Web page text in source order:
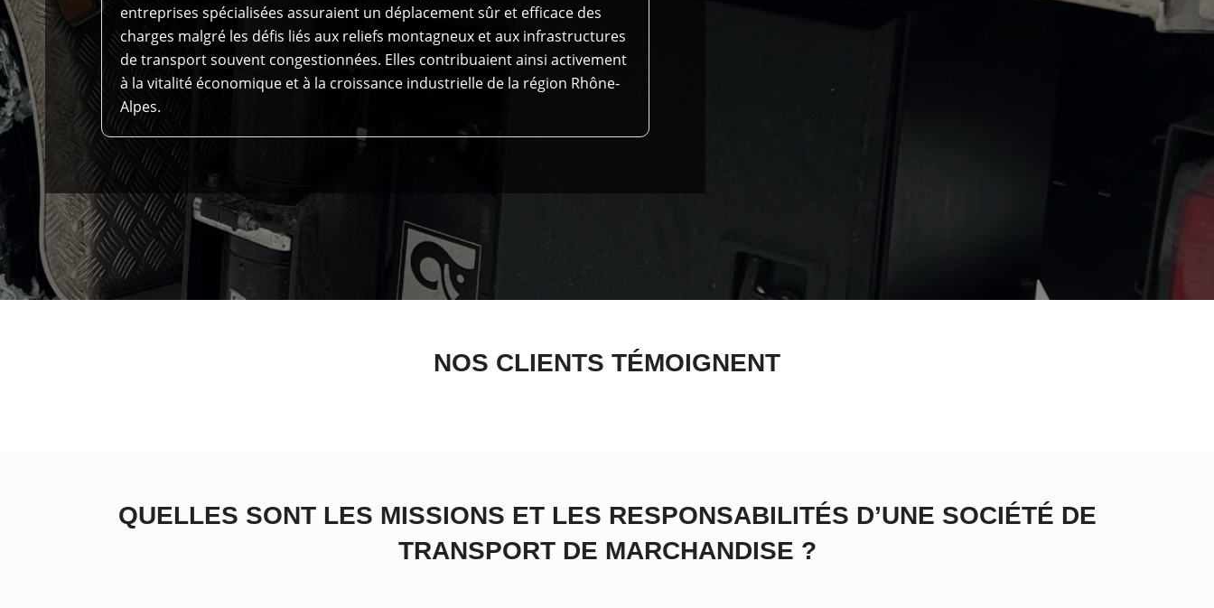
entreprises spécialisées assuraient un déplacement sûr et efficace des
charges malgré les défis liés aux reliefs montagneux et aux infrastructures
de transport souvent congestionnées. Elles contribuaient ainsi activement
à la vitalité économique et à la croissance industrielle de la région Rhône-
Alpes.
NOS CLIENTS TÉMOIGNENT
QUELLES SONT LES MISSIONS ET LES RESPONSABILITÉS D’UNE SOCIÉTÉ DE
TRANSPORT DE MARCHANDISE ?